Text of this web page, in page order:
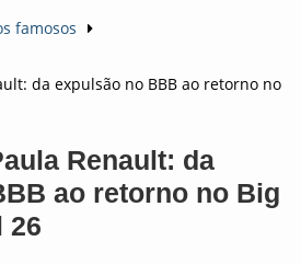
famosos
da expulsão no BBB ao retorno no
Renault: da
ao retorno no Big
26